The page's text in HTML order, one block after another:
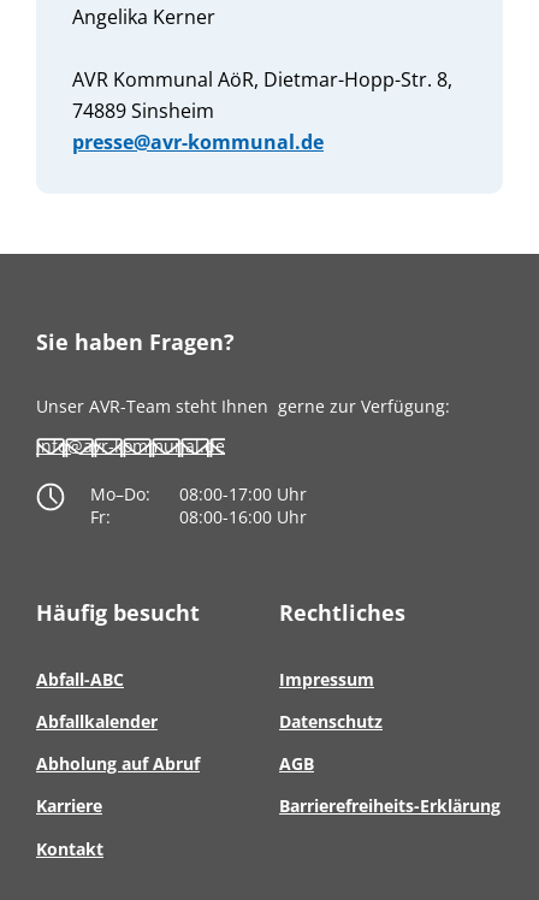
Angelika Kerner
AVR Kommunal AöR, Dietmar-Hopp-Str. 8,
74889 Sinsheim
presse@avr-kommunal.de
Sie haben Fragen?
Unser AVR-Team steht Ihnen gerne zur Verfügung:
info@avr-kommunal.de
Mo–Do:
08:00-17:00 Uhr
Fr:
08:00-16:00 Uhr
Häufig besucht
Abfall-ABC
Abfallkalender
Abholung auf Abruf
Karriere
Kontakt
Rechtliches
Impressum
Datenschutz
AGB
Barrierefreiheits-Erklärung